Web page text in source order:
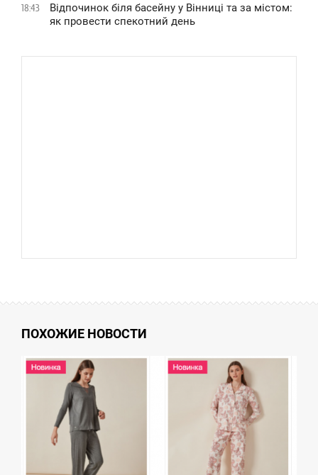
18:43
Відпочинок біля басейну у Вінниці та за містом:
як провести спекотний день
ПОХОЖИЕ НОВОСТИ